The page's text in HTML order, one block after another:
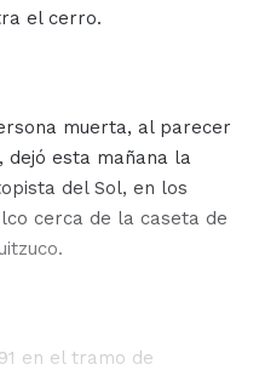
el cerro.
muerta, al parecer
esta mañana la
del Sol, en los
cerca de la caseta de
en el tramo de